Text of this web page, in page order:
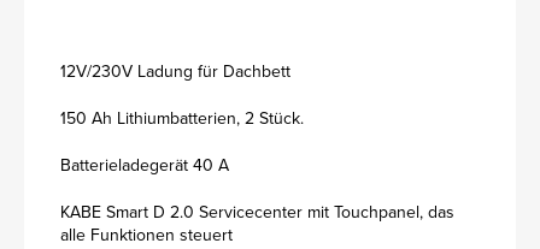
12V/230V Ladung für Dachbett
150 Ah Lithiumbatterien, 2 Stück.
Batterieladegerät 40 A
KABE Smart D 2.0 Servicecenter mit Touchpanel, das
alle Funktionen steuert